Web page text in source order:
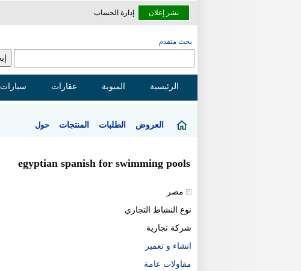
نشر إعلان إدارة الحساب
بحث متقدم
الرئيسية المبوبة عقارات سيارات
العروض الطلبات المنتجات حول
egyptian spanish for swimming pools
مصر
نوع النشاط التجاري
شركة تجارية
انشاء و تعمير
مقاولات عامة